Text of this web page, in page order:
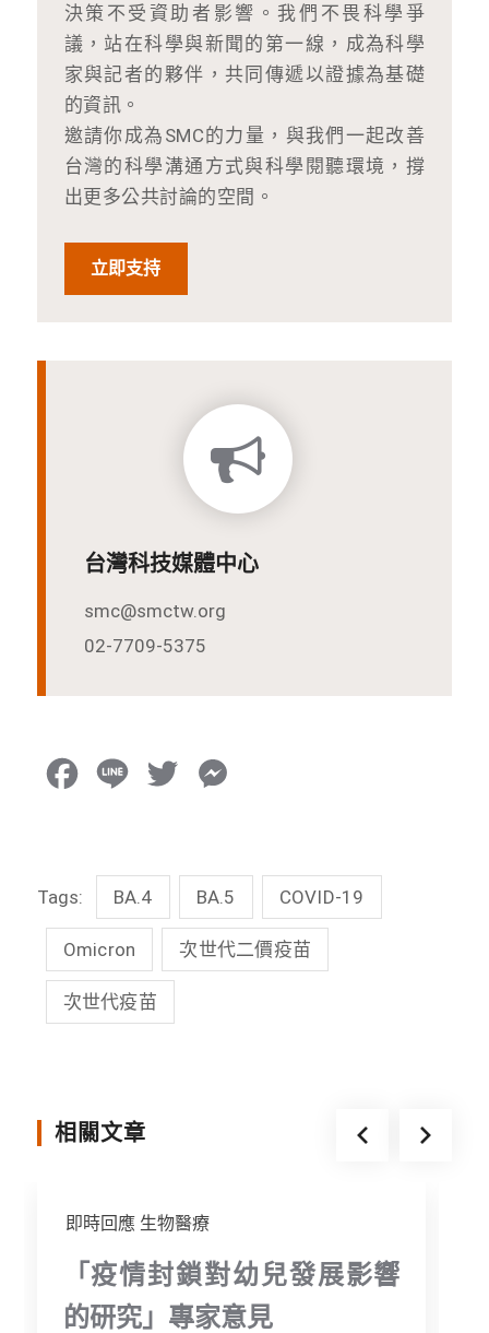
決策不受資助者影響。我們不畏科學爭
議，站在科學與新聞的第一線，成為科學
家與記者的夥伴，共同傳遞以證據為基礎
的資訊。
邀請你成為SMC的力量，與我們一起改善
台灣的科學溝通方式與科學閱聽環境，撐
出更多公共討論的空間。
立即支持
台灣科技媒體中心
smc@smctw.org
02-7709-5375
o
o
e
t
s
e
Tags: BA.4 BA.5 COVID-19
Omicron 次世代二價疫苗
次世代疫苗
相關文章
即時回應 生物醫療
「疫情封鎖對幼兒發展影響
的研究」專家意見